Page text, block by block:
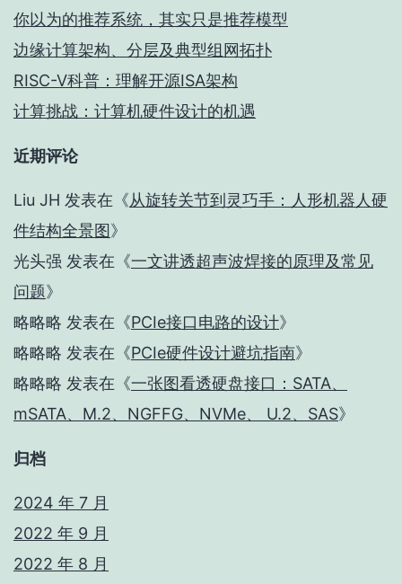
你以为的推荐系统，其实只是推荐模型
边缘计算架构、分层及典型组网拓扑
RISC-V科普：理解开源ISA架构
计算挑战：计算机硬件设计的机遇
近期评论
Liu JH 发表在《从旋转关节到灵巧手：人形机器人硬
件结构全景图》
光头强 发表在《一文讲透超声波焊接的原理及常见
问题》
略略略 发表在《PCIe接口电路的设计》
略略略 发表在《PCIe硬件设计避坑指南》
略略略 发表在《一张图看透硬盘接口：SATA、
mSATA、M.2、NGFFG、NVMe、 U.2、SAS》
归档
2024 年 7 月
2022 年 9 月
2022 年 8 月